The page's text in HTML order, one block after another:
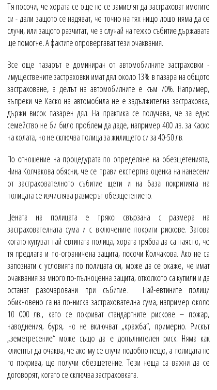
Тя посочи, че хората се още не се замислят да застраховат имотите
си - дали защото се надяват, че точно на тях нищо лошо няма да се
случи, или защото разчитат, че в случай на тежко събитие държавата
ще помогне. А фактите опровергават тези очаквания.
Все още пазарът е доминиран от автомобилните застраховки -
имуществените застраховки имат дял около 13% в пазара на общото
застраховане, а делът на автомобилните е към 70%. Например,
въпреки че Каско на автомобила не е задължителна застраховка,
държи висок пазарен дял. На практика се получава, че за едно
семейство не би било проблем да даде, например 400 лв. за Каско
на колата, но не сключва полица за жилището си за 40-50 лв.
По отношение на процедурата по определяне на обезщетенията,
Нина Колчакова обясни, че се прави експертна оценка на нанесени
от застрахователното събитие щети и на база покритията на
полицата се изчислява размерът обезщетението.
Цената на полицата е пряко свързана с размера на
застрахователната сума и с включените покрити рискове. Затова
когато купуват най-евтината полица, хората трябва да са наясно, че
тя предлага и по-ограничена защита, посочи Колчакова. Ако не са
запознати с условията по полицата си, може да се окаже, че имат
очаквания за много по-пълноценна защита, отколкото са купили и да
останат разочаровани при събитие. Най-евтините полици
обикновено са на по-ниска застрахователна сума, например около
10 000 лв., като се покриват стандартните рискове – пожар,
наводнения, буря, но не включват „кражба“, примерно. Рискът
„земетресение“ може също да е допълнителен риск. Няма как
клиентът да очаква, че ако му се случи подобно нещо, а полицата не
го покрива, ще получи обезщетение. Тези неща са важни да се
договорят, когато се сключва застраховката.